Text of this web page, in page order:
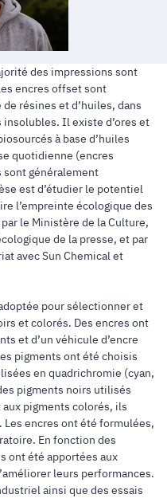
des impressions sont
encres offset sont
résines et d’huiles, dans
Il existe d’ores et
à base d’huiles
quotidienne (encres
sont généralement
est d’étudier le potentiel
l’empreinte écologique des
le Ministère de la Culture,
de la presse, et par
avec Sun Chemical et
pour sélectionner et
et colorés. Des encres ont
et d’un véhicule d’encre
pigments ont été choisis
en quadrichromie (cyan,
pigments noirs utilisés
pigments colorés, ils
encres ont été formulées,
En fonction des
ont été apportées aux
leurs performances.
ainsi que des essais